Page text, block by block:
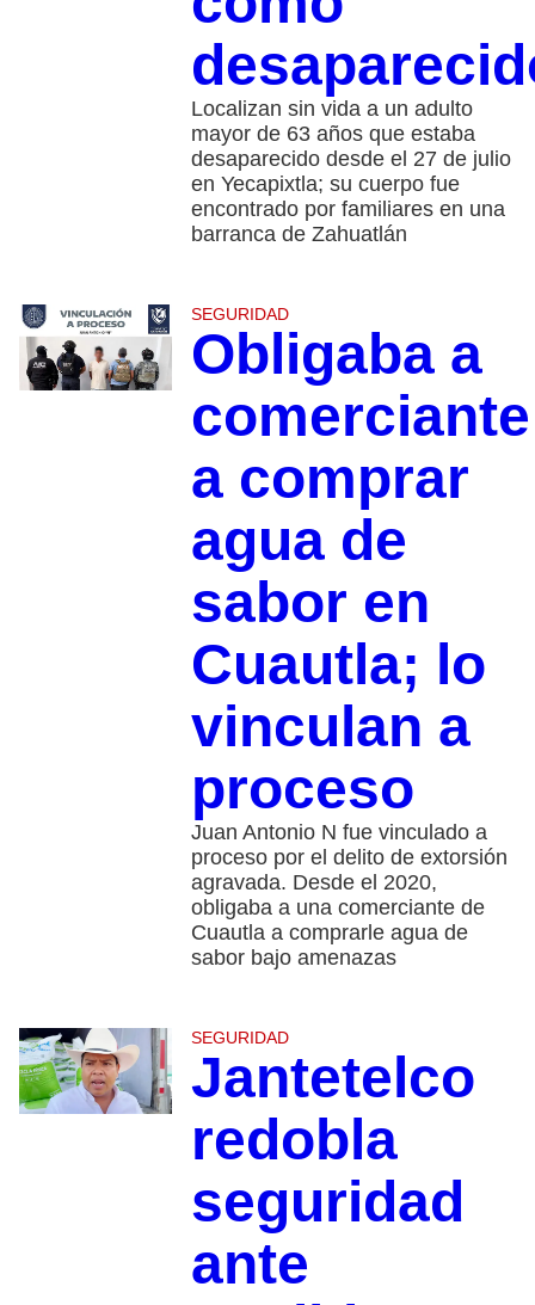
Localizan sin vida a un adulto
mayor de 63 años que estaba
desaparecido desde el 27 de julio
en Yecapixtla; su cuerpo fue
encontrado por familiares en una
barranca de Zahuatlán
SEGURIDAD
Obligaba a
comerciante
a comprar
agua de
sabor en
Cuautla; lo
vinculan a
proceso
Juan Antonio N fue vinculado a
proceso por el delito de extorsión
agravada. Desde el 2020,
obligaba a una comerciante de
Cuautla a comprarle agua de
sabor bajo amenazas
SEGURIDAD
Jantetelco
redobla
seguridad
ante